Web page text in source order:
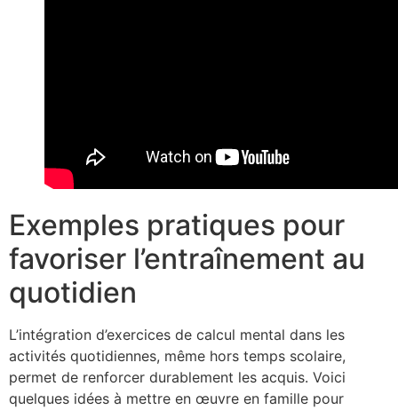
Exemples pratiques pour
favoriser l’entraînement au
quotidien
L’intégration d’exercices de calcul mental dans les
activités quotidiennes, même hors temps scolaire,
permet de renforcer durablement les acquis. Voici
quelques idées à mettre en œuvre en famille pour